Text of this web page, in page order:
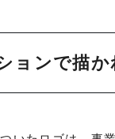
ョンで描か